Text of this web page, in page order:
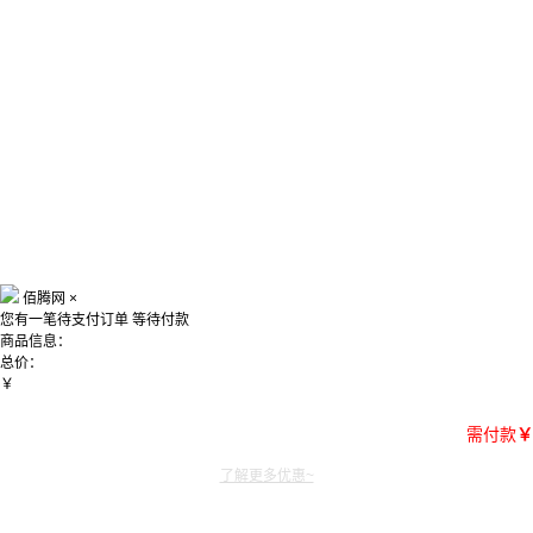
佰腾网 ×
您有一笔待支付订单 等待付款
商品信息：
总价：
￥
需付款￥
了解更多优惠~